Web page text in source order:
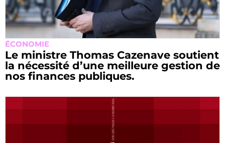
ÉCONOMIE
Le ministre Thomas Cazenave soutient
la nécessité d’une meilleure gestion de
nos finances publiques.